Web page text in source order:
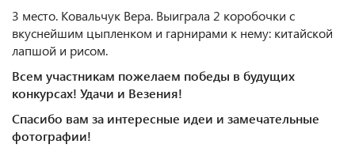
3 место. Ковальчук Вера. Выиграла 2 коробочки с
вкуснейшим цыпленком и гарнирами к нему: китайской
лапшой и рисом.
Всем участникам пожелаем победы в будущих
конкурсах! Удачи и Везения!
Спасибо вам за интересные идеи и замечательные
фотографии!